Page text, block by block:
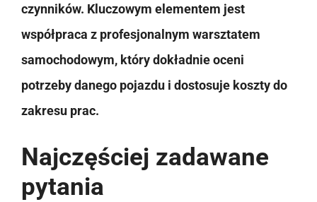
czynników. Kluczowym elementem jest
współpraca z profesjonalnym warsztatem
samochodowym, który dokładnie oceni
potrzeby danego pojazdu i dostosuje koszty do
zakresu prac.
Najczęściej zadawane
pytania